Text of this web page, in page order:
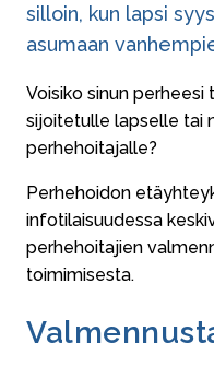
silloin, kun lapsi
asumaan
Voisiko sinun perheesi
sijoitetulle lapselle tai
perhehoitajalle?
Perhehoidon
infotilaisuudessa
perhehoitajien
toimimisesta.